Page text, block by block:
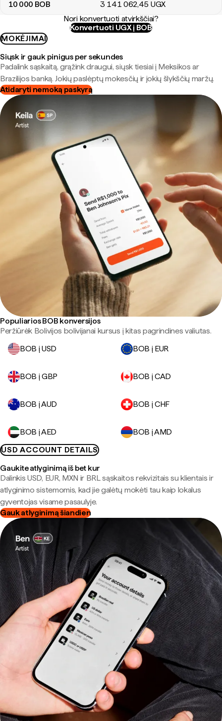
10 000 BOB 3 141 062,45 UGX
Nori konvertuoti atvirkščiai?
Konvertuoti UGX į BOB
MOKĖJIMAI
Siųsk ir gauk pinigus per sekundes
Padalink sąskaitą, grąžink draugui, siųsk tiesiai į Meksikos ar
Brazilijos banką. Jokių paslėptų mokesčių ir jokių šlykščių maržų.
Atidaryti nemoką paskyrą
Populiarios BOB konversijos
Peržiūrėk Bolivijos bolivijanai kursus į kitas pagrindines valiutas.
BOB į USD
BOB į EUR
BOB į GBP BOB į CAD
BOB į AUD BOB į CHF
BOB į AED
BOB į AMD
USD ACCOUNT DETAILS
Gaukite atlyginimą iš bet kur
Dalinkis USD, EUR, MXN ir BRL sąskaitos rekvizitais su klientais ir
atlyginimo sistemomis, kad jie galėtų mokėti tau kaip lokalus
gyventojas visame pasaulyje.
Gauk atlyginimą šiandien